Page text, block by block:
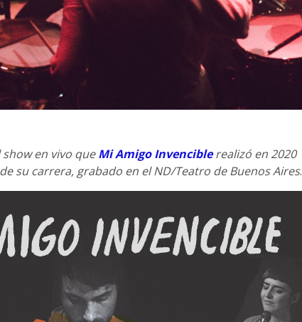
en vivo queMi Amigo Invenciblerealizó en 2020
su carrera, grabado en el ND/Teatro de Buenos Aires.